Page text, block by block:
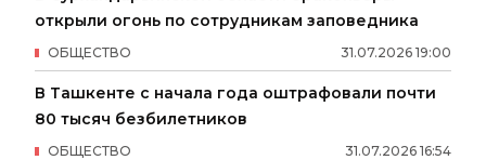
открыли огонь по сотрудникам заповедника
31.07.2026 19:00
ОБЩЕСТВО
В Ташкенте с начала года оштрафовали почти
80 тысяч безбилетников
31.07.2026 16:54
ОБЩЕСТВО